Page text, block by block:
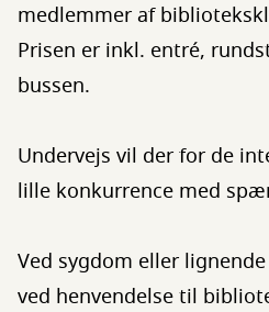
medlemmer af
Prisen er inkl. entré,
bussen.
Undervejs vil der for de
lille konkurrence med
Ved sygdom eller
ved henvendelse til